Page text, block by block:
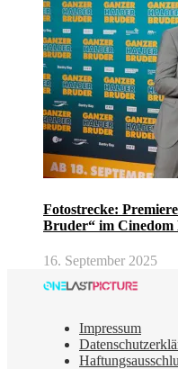
Fotostrecke:
Bruder“ im Cinedom
16. September 2025
Impressum